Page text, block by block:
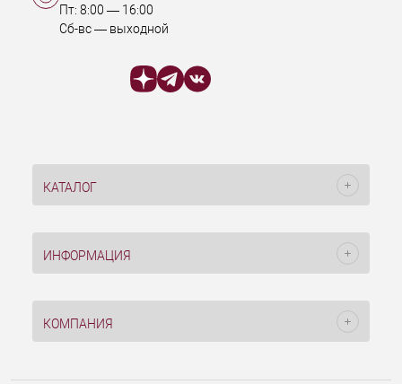
Пт: 8:00 — 16:00
Сб-вс — выходной
КАТАЛОГ
ИНФОРМАЦИЯ
КОМПАНИЯ